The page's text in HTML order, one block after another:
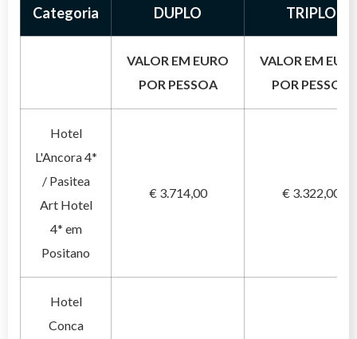
Categoria
DUPLO
TRIPLO
VALOR EM EURO
POR PESSOA
VALOR EM
POR PESSOA
Hotel
L'Ancora 4*
/ Pasitea
Art Hotel
4* em
Positano
€ 3.714,00 € 3.322,00
Hotel
Conca